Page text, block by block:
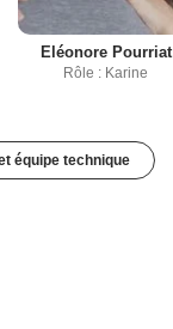
Eléonore Pourriat
Rôle : Karine
équipe technique